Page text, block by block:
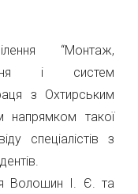
“Монтаж,
і систем
з Охтирським
напрямком такої
спеціалістів з
Волошин І. Є. та